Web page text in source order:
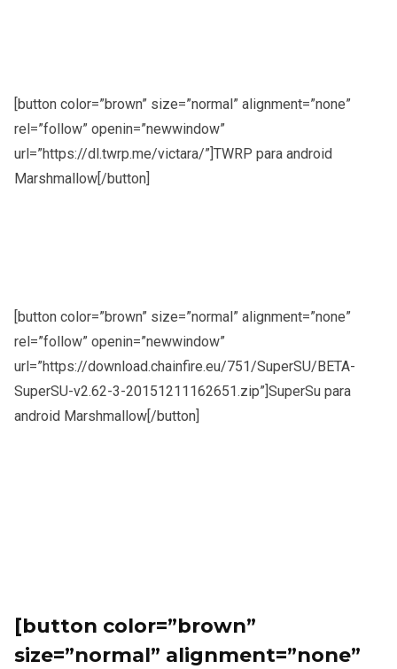
[button color=”brown” size=”normal” alignment=”none”
rel=”follow” openin=”newwindow”
url=”https://dl.twrp.me/victara/”]TWRP para android
Marshmallow[/button]
[button color=”brown” size=”normal” alignment=”none”
rel=”follow” openin=”newwindow”
url=”https://download.chainfire.eu/751/SuperSU/BETA-
SuperSU-v2.62-3-20151211162651.zip”]SuperSu para
android Marshmallow[/button]
[button color=”brown”
size=”normal” alignment=”none”